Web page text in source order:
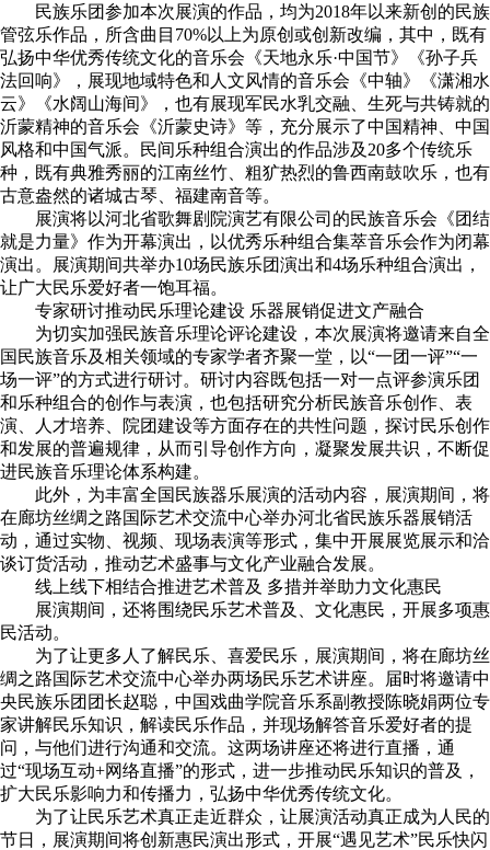
民族乐团参加本次展演的作品，均为2018年以来新创的民族
管弦乐作品，所含曲目70%以上为原创或创新改编，其中，既有
弘扬中华优秀传统文化的音乐会《天地永乐·中国节》《孙子兵
法回响》，展现地域特色和人文风情的音乐会《中轴》《潇湘水
云》《水阔山海间》，也有展现军民水乳交融、生死与共铸就的
沂蒙精神的音乐会《沂蒙史诗》等，充分展示了中国精神、中国
风格和中国气派。民间乐种组合演出的作品涉及20多个传统乐
种，既有典雅秀丽的江南丝竹、粗犷热烈的鲁西南鼓吹乐，也有
古意盎然的诸城古琴、福建南音等。
展演将以河北省歌舞剧院演艺有限公司的民族音乐会《团结
就是力量》作为开幕演出，以优秀乐种组合集萃音乐会作为闭幕
演出。展演期间共举办10场民族乐团演出和4场乐种组合演出，
让广大民乐爱好者一饱耳福。
专家研讨推动民乐理论建设 乐器展销促进文产融合
为切实加强民族音乐理论评论建设，本次展演将邀请来自全
国民族音乐及相关领域的专家学者齐聚一堂，以“一团一评”“一
场一评”的方式进行研讨。研讨内容既包括一对一点评参演乐团
和乐种组合的创作与表演，也包括研究分析民族音乐创作、表
演、人才培养、院团建设等方面存在的共性问题，探讨民乐创作
和发展的普遍规律，从而引导创作方向，凝聚发展共识，不断促
进民族音乐理论体系构建。
此外，为丰富全国民族器乐展演的活动内容，展演期间，将
在廊坊丝绸之路国际艺术交流中心举办河北省民族乐器展销活
动，通过实物、视频、现场表演等形式，集中开展展览展示和洽
谈订货活动，推动艺术盛事与文化产业融合发展。
线上线下相结合推进艺术普及 多措并举助力文化惠民
展演期间，还将围绕民乐艺术普及、文化惠民，开展多项惠
民活动。
为了让更多人了解民乐、喜爱民乐，展演期间，将在廊坊丝
绸之路国际艺术交流中心举办两场民乐艺术讲座。届时将邀请中
央民族乐团团长赵聪，中国戏曲学院音乐系副教授陈晓娟两位专
家讲解民乐知识，解读民乐作品，并现场解答音乐爱好者的提
问，与他们进行沟通和交流。这两场讲座还将进行直播，通
过“现场互动+网络直播”的形式，进一步推动民乐知识的普及，
扩大民乐影响力和传播力，弘扬中华优秀传统文化。
为了让民乐艺术真正走近群众，让展演活动真正成为人民的
节日，展演期间将创新惠民演出形式，开展“遇见艺术”民乐快闪